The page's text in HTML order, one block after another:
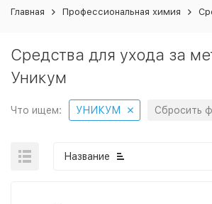
Главная Профессиональная химия
Средства для ухода за
Уникум
Что ищем: УНИКУМ Сбросить
Название